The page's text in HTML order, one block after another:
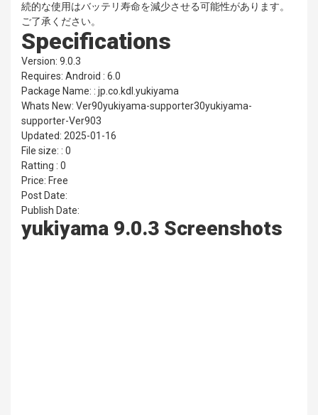
続的な使用はバッテリ寿命を減少させる可能性があります。
ご了承ください。
Specifications
Version: 9.0.3
Requires: Android : 6.0
Package Name: : jp.co.kdl.yukiyama
Whats New: Ver90yukiyama-supporter30yukiyama-
supporter-Ver903
Updated: 2025-01-16
File size: : 0
Ratting : 0
Price: Free
Post Date:
Publish Date:
yukiyama 9.0.3 Screenshots